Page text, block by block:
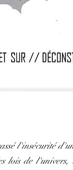
l'insécurité
lois de l'univers,